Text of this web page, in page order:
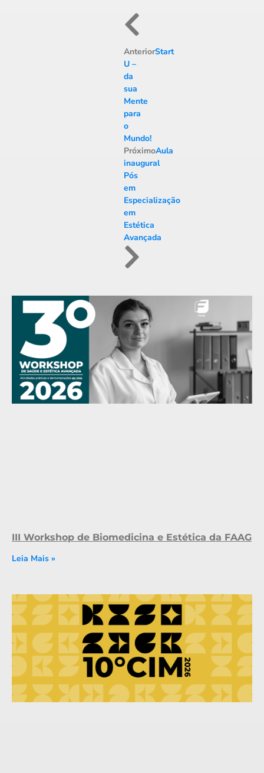
AnteriorStart
U –
da
sua
Mente
para
o
Mundo!
PróximoAula
inaugural
Pós
em
Especialização
em
Estética
Avançada
III Workshop de Biomedicina e Estética da FAAG
Leia Mais »